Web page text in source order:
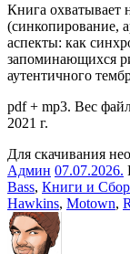
Книга охватывает
(синкопирование,
аспекты: как
запоминающихся
аутентичного
pdf + mp3. Вес
2021 г.
Для скачивания
Админ 07.07.2026.
Bass, Книги и
Hawkins, Motown,